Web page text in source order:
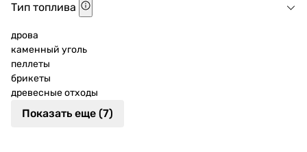
Тип топлива
дрова
каменный уголь
пеллеты
брикеты
древесные отходы
Показать еще (7)